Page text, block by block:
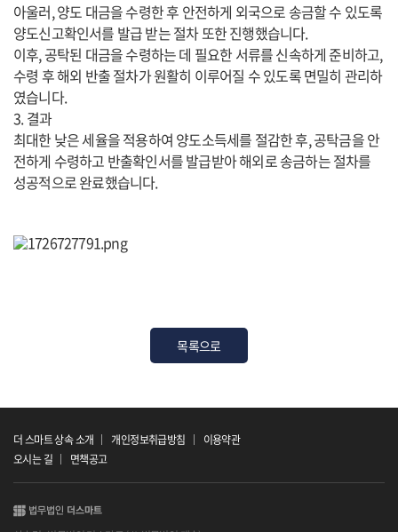
아울러, 양도 대금을 수령한 후 안전하게 외국으로 송금할 수 있도록
양도신고확인서를 발급 받는 절차 또한 진행했습니다.
이후, 공탁된 대금을 수령하는 데 필요한 서류를 신속하게 준비하고,
수령 후 해외 반출 절차가 원활히 이루어질 수 있도록 면밀히 관리하
였습니다.
3. 결과
최대한 낮은 세율을 적용하여 양도소득세를 절감한 후, 공탁금을 안
전하게 수령하고 반출확인서를 발급받아 해외로 송금하는 절차를
성공적으로 완료했습니다.
목록으로
더 스마트 상속 소개 개인정보취급방침
이용약관
오시는 길
면책공고